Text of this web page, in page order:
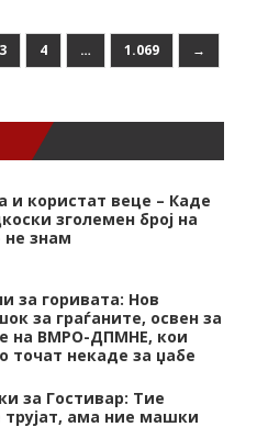
3 4 … 1.069 →
и користат веце – Каде
зголемен број на
не знам
за горивата: Нов
за граѓаните, освен за
на ВМРО-ДПМНЕ, кои
точат некаде за џабе
за Гостивар: Тие
трујат, ама ние машки